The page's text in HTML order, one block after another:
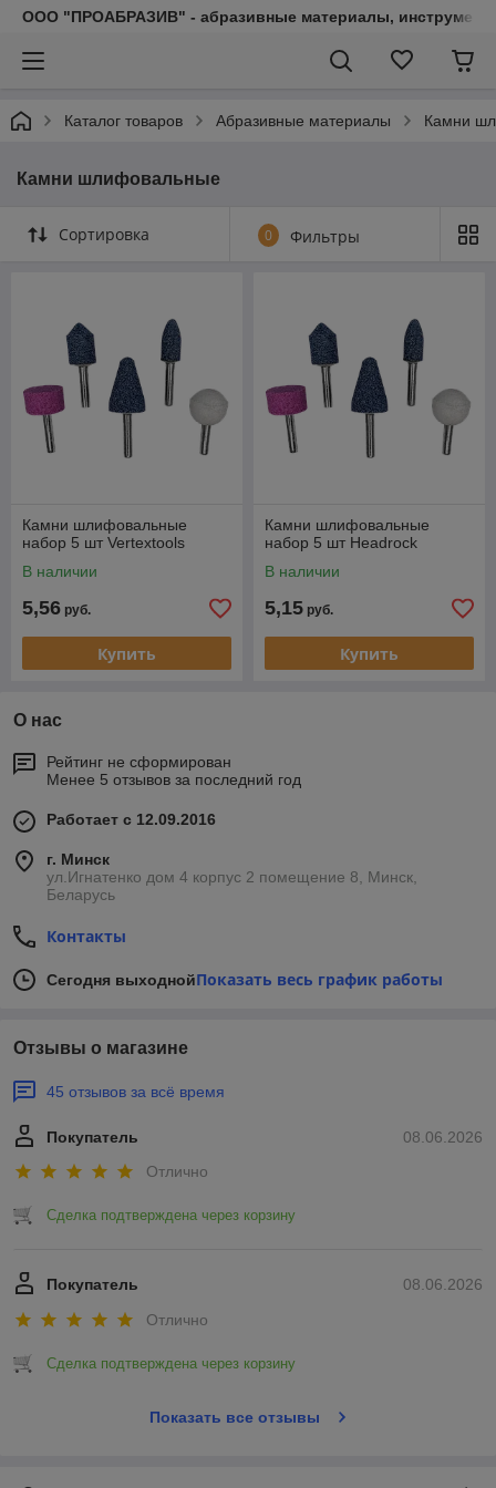
ООО "ПРОАБРАЗИВ" - абразивные материалы, инструмент,
Каталог товаров Абразивные материалы Камни
Камни шлифовальные
Сортировка 0 Фильтры
Камни шлифовальные
набор 5 шт Vertextools
В наличии
5,56 руб.
Купить
Камни шлифовальные
набор 5 шт Headrock
В наличии
5,15 руб.
Купить
О нас
Рейтинг не сформирован
Менее 5 отзывов за последний год
Работает с 12.09.2016
г. Минск
ул.Игнатенко дом 4 корпус 2 помещение 8, Минск,
Беларусь
Контакты
Сегодня выходнойПоказать весь график работы
Отзывы о магазине
45 отзывов за всё время
08.06.2026
Покупатель
Отлично
Сделка подтверждена через корзину
08.06.2026
Покупатель
Отлично
Сделка подтверждена через корзину
Показать все отзывы